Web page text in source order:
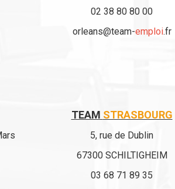
02 38 80 80 00
orleans@team-emploi.fr
TEAM STRASBOURG
5, rue de Dublin
67300 SCHILTIGHEIM
03 68 71 89 35